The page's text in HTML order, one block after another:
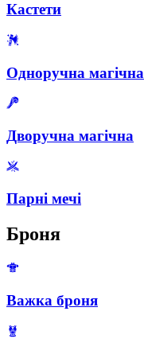
Кастети
Одноручна магічна
Дворучна магічна
Парні мечі
Броня
Важка броня